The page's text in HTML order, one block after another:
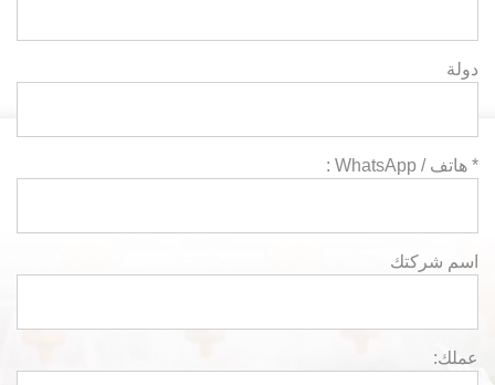
دولة
* هاتف / WhatsApp :
اسم شركتك
عملك: